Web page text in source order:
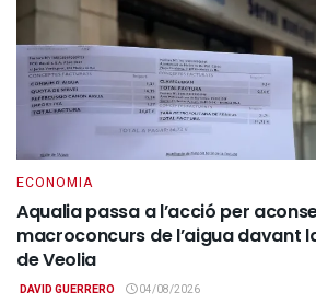
ECONOMIA
Aqualia passa a l’acció per
macroconcurs de l’aigua davant
de Veolia
DAVID GUERRERO 04/08/2026